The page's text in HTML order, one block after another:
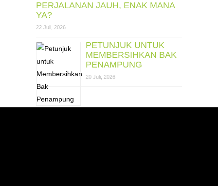
PERJALANAN JAUH, ENAK MANA
YA?
22 Juli, 2026
PETUNJUK UNTUK
MEMBERSIHKAN BAK
PENAMPUNG
20 Juli, 2026